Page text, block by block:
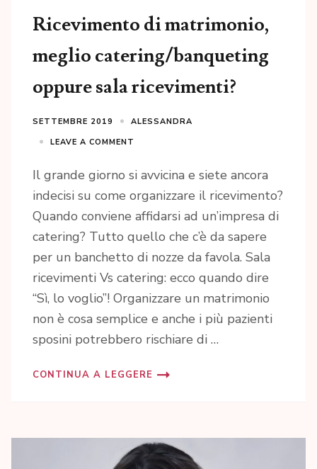
Ricevimento di matrimonio,
meglio catering/banqueting
oppure sala ricevimenti?
SETTEMBRE 2019
ALESSANDRA
LEAVE A COMMENT
Il grande giorno si avvicina e siete ancora
indecisi su come organizzare il ricevimento?
Quando conviene affidarsi ad un’impresa di
catering? Tutto quello che c’è da sapere
per un banchetto di nozze da favola. Sala
ricevimenti Vs catering: ecco quando dire
“Sì, lo voglio”! Organizzare un matrimonio
non è cosa semplice e anche i più pazienti
sposini potrebbero rischiare di …
CONTINUA A LEGGERE